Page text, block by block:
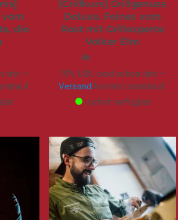
vom
die
drin –
[Grillkurs] Grillgenuss
Deluxe. Feines vom
Rost mit Grillexperte
Volker Elm
Ab
19% USt. sind schon drin –
Versandkommt obendrauf.
sofort verfügbar